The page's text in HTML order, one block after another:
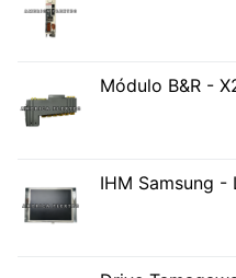
Módulo B&R -
IHM Samsung -